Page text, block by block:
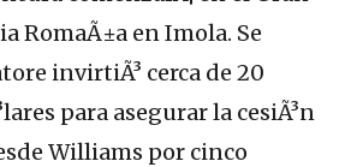
RomaÃ±a en Imola. Se
invirtiÃ³ cerca de 20
para asegurar la cesiÃ³n
Williams por cinco